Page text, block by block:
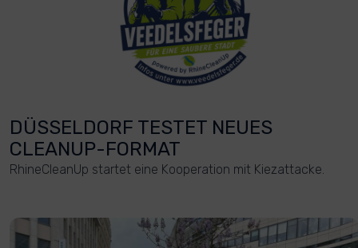
DÜSSELDORF TESTET NEUES
CLEANUP-FORMAT
RhineCleanUp startet eine Kooperation mit Kiezattacke.